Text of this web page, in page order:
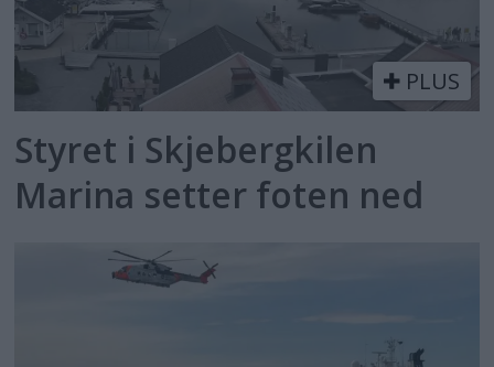
PLUS
Styret i Skjebergkilen
Marina setter foten ned